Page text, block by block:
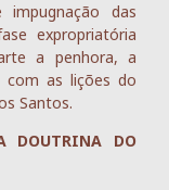
das
expropriatória
a penhora, a
com as lições do
Santos.
DOUTRINA DO